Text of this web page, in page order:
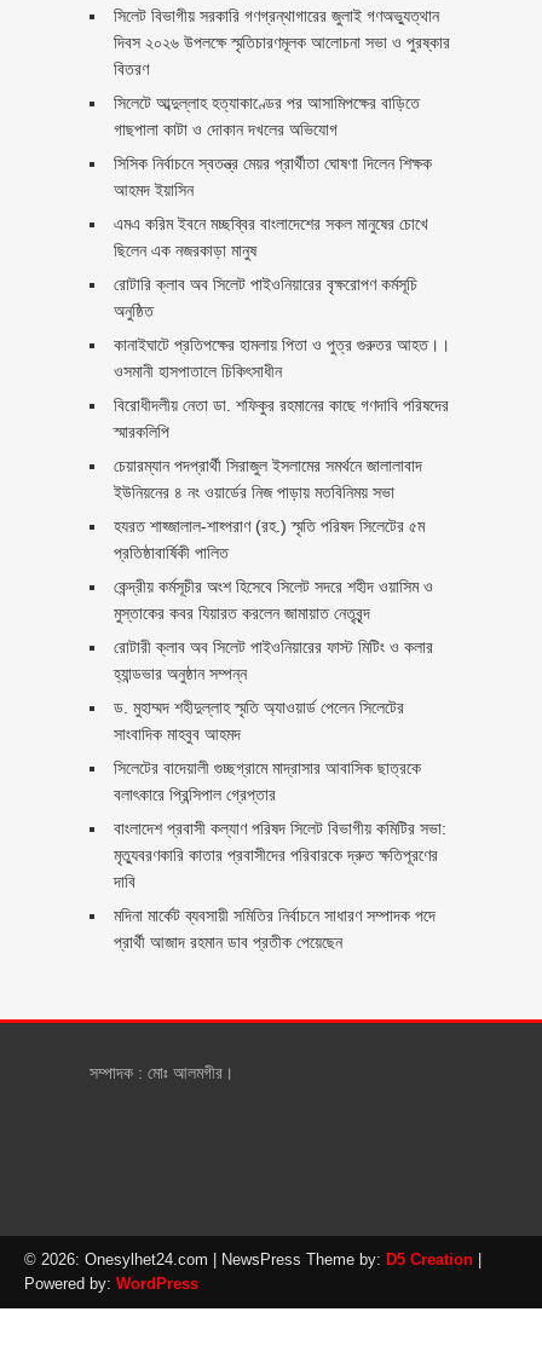
সিলেট বিভাগীয় সরকারি গণগ্রন্থাগারের জুলাই গণঅভ্যুত্থান
দিবস ২০২৬ উপলক্ষে স্মৃতিচারণমূলক আলোচনা সভা ও পুরষ্কার
বিতরণ ‎ ‎
সিলেটে আব্দুল্লাহ হত্যাকাণ্ডের পর আসামিপক্ষের বাড়িতে
গাছপালা কাটা ও দোকান দখলের অভিযোগ
সিসিক নির্বাচনে স্বতন্ত্র মেয়র প্রার্থীতা ঘোষণা দিলেন শিক্ষক
আহমদ ইয়াসিন
এমএ করিম ইবনে মচ্ছব্বির বাংলাদেশের সকল মানুষের চোখে
ছিলেন এক নজরকাড়া মানুষ ‎
রোটারি ক্লাব অব সিলেট পাইওনিয়ারের বৃক্ষরোপণ কর্মসূচি
অনুষ্ঠিত
কানাইঘাটে প্রতিপক্ষের হামলায় পিতা ও পুত্র গুরুতর আহত।।
ওসমানী হাসপাতালে চিকিৎসাধীন
বিরোধীদলীয় নেতা ডা. শফিকুর রহমানের কাছে গণদাবি পরিষদের
স্মারকলিপি ‎
চেয়ারম্যান পদপ্রার্থী সিরাজুল ইসলামের সমর্থনে জালালাবাদ
ইউনিয়নের ৪ নং ওয়ার্ডের নিজ পাড়ায় মতবিনিময় সভা
হযরত শাহ্জালাল-শাহ্পরাণ (রহ.) স্মৃতি পরিষদ সিলেটের ৫ম
প্রতিষ্ঠাবার্ষিকী পালিত ‎​
কেন্দ্রীয় কর্মসূচীর অংশ হিসেবে সিলেট সদরে শহীদ ওয়াসিম ও
মুস্তাকের কবর যিয়ারত করলেন জামায়াত নেতৃবৃন্দ ‎
রোটারী ক্লাব অব সিলেট পাইওনিয়ারের ফাস্ট মিটিং ও কলার
হ্যান্ডভার অনুষ্ঠান সম্পন্ন
ড. মুহাম্মদ শহীদুল্লাহ স্মৃতি অ্যাওয়ার্ড পেলেন সিলেটের
সাংবাদিক মাহবুব আহমদ
সিলেটের বাদেয়ালী গুচ্ছগ্রামে মাদ্রাসার আবাসিক ছাত্রকে
বলাৎকারে প্রিন্সিপাল গ্রেপ্তার ‎
বাংলাদেশ প্রবাসী কল্যাণ পরিষদ সিলেট বিভাগীয় কমিটির সভা:
মৃত্যুবরণকারি কাতার প্রবাসীদের পরিবারকে দ্রুত ক্ষতিপূরণের
দাবি
মদিনা মার্কেট ব্যবসায়ী সমিতির নির্বাচনে সাধারণ সম্পাদক পদে
প্রার্থী আজাদ রহমান ডাব প্রতীক পেয়েছেন ‎
সম্পাদক : মোঃ আলমগীর।
© 2026: Onesylhet24.com | NewsPress Theme by: D5 Creation
Powered by: WordPress